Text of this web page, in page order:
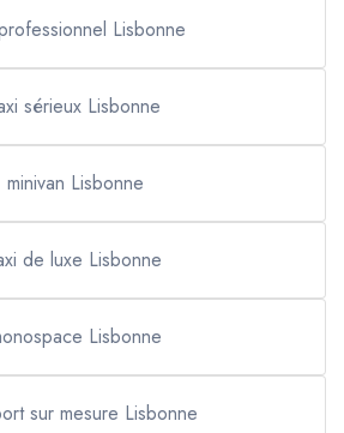
Lisbonne
sérieux Lisbonne
minivan Lisbonne
de luxe Lisbonne
Lisbonne
sur mesure Lisbonne